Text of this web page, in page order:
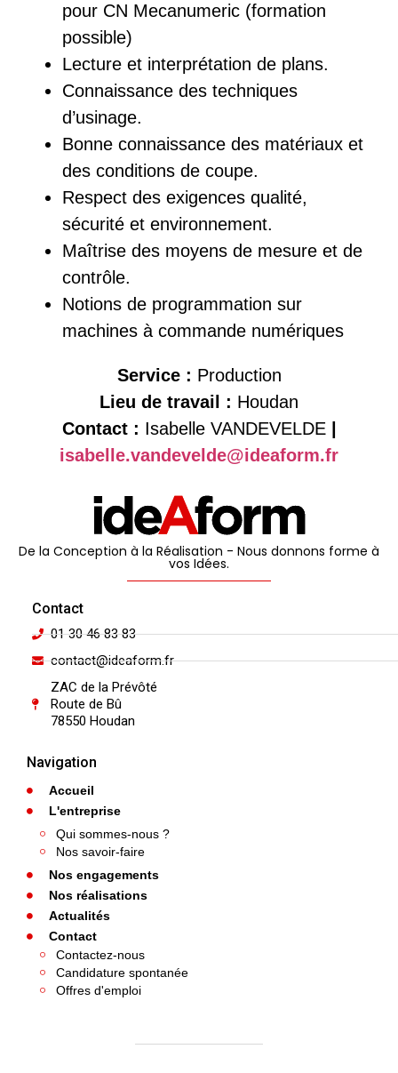
pour CN Mecanumeric (formation
possible)
Lecture et interprétation de plans.
Connaissance des techniques
d’usinage.
Bonne connaissance des matériaux et
des conditions de coupe.
Respect des exigences qualité,
sécurité et environnement.
Maîtrise des moyens de mesure et de
contrôle.
Notions de programmation sur
machines à commande numériques
Service : Production
Lieu de travail : Houdan
Contact : Isabelle VANDEVELDE
isabelle.vandevelde@ideaform.fr
De la Conception à la Réalisation - Nous donnons forme à
vos Idées.
Contact
01 30 46 83 83
contact@ideaform.fr
ZAC de la Prévôté
Route de Bû
78550 Houdan
Navigation
Accueil
L'entreprise
Qui sommes-nous ?
Nos savoir-faire
Nos engagements
Nos réalisations
Actualités
Contact
Contactez-nous
Candidature spontanée
Offres d'emploi